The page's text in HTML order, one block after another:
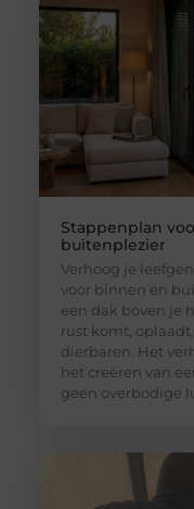
Stappenplan
buitenplezier
Verhoog je
voor binnen en
een dak boven je
rust komt,
dierbaren. Het
het creëren van
geen overbodige